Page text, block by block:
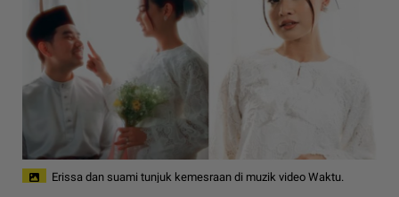
Erissa dan suami tunjuk kemesraan di muzik video Waktu.